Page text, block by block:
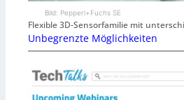
Bild: Pepperl+Fuchs SE
Flexible 3D-Sensorfamilie mit
Unbegrenzte Möglichkeiten